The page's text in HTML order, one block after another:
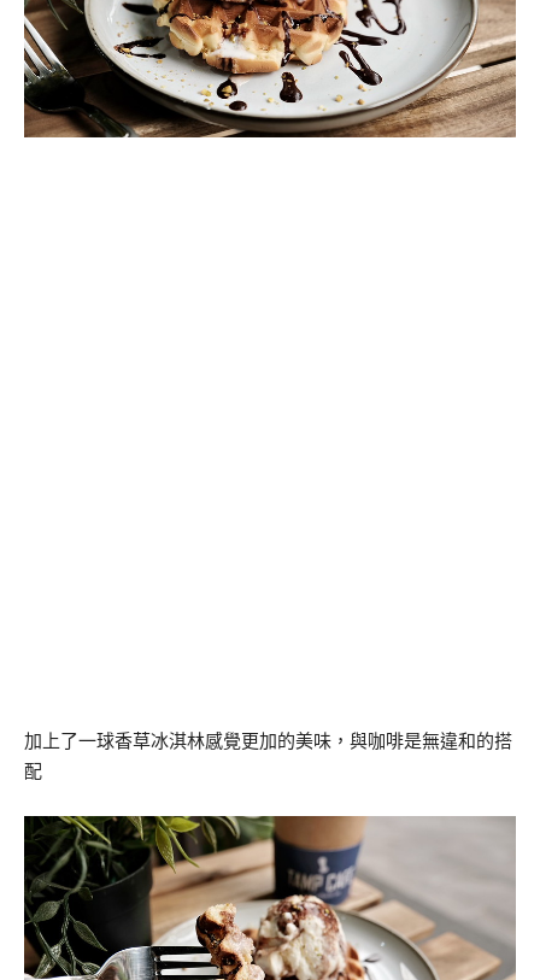
加上了一球香草冰淇林感覺更加的美味，與咖啡是無違和的搭
配